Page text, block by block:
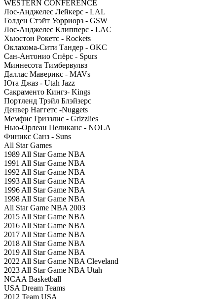
WESTERN CONFERENCE
Лос-Анджелес Лейкерс - LAL
Голден Стэйт Уорриорз - GSW
Лос-Анджелес Клипперс - LAC
Хьюстон Рокетс - Rockets
Оклахома-Сити Тандер - OKC
Сан-Антонио Спёрс - Spurs
Миннесота Тимбервулвз
Даллас Маверикс - MAVs
Юта Джаз - Utah Jazz
Сакраменто Кингз- Kings
Портленд Трэйл Блэйзерс
Денвер Наггетс -Nuggets
Мемфис Гриззлис - Grizzlies
Нью-Орлеан Пеликанс - NOLA
Финикс Санз - Suns
All Star Games
1989 All Star Game NBA
1991 All Star Game NBA
1992 All Star Game NBA
1993 All Star Game NBA
1996 All Star Game NBA
1998 All Star Game NBA
All Star Game NBA 2003
2015 All Star Game NBA
2016 All Star Game NBA
2017 All Star Game NBA
2018 All Star Game NBA
2019 All Star Game NBA
2022 All Star Game NBA Cleveland
2023 All Star Game NBA Utah
NCAA Basketball
USA Dream Teams
2012 Team USA